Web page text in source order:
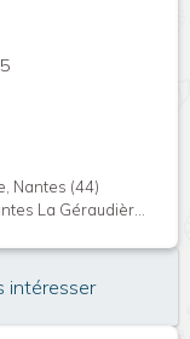
Nantes (44)
44939 Nantes cedex, France
intéresser